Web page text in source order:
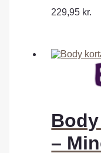
229,95 kr.
–